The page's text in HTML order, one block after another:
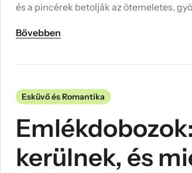
és a pincérek betolják az ötemeletes,
Bővebben
Esküvő és Romantika
kerülnek, és